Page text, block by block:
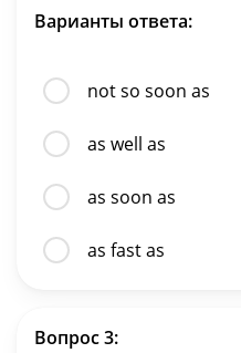
Варианты ответа:
not so soon as
as well as
as soon as
as fast as
Вопрос 3: